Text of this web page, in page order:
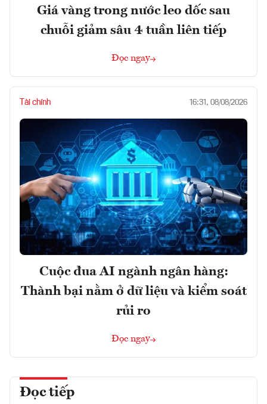
Giá vàng trong nước leo dốc sau
chuỗi giảm sâu 4 tuần liên tiếp
Đọc ngay
Tài chính 16:31, 08/08/2026
Cuộc đua AI ngành ngân hàng:
Thành bại nằm ở dữ liệu và kiểm soát
rủi ro
Đọc ngay
Đọc tiếp